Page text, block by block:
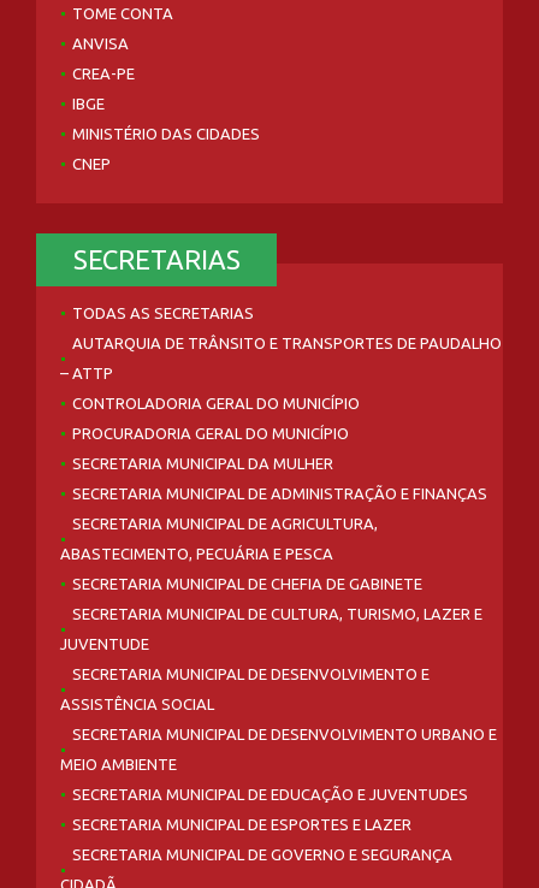
TOME CONTA
ANVISA
CREA-PE
IBGE
MINISTÉRIO DAS CIDADES
CNEP
SECRETARIAS
TODAS AS SECRETARIAS
AUTARQUIA DE TRÂNSITO E TRANSPORTES DE PAUDALHO
– ATTP
CONTROLADORIA GERAL DO MUNICÍPIO
PROCURADORIA GERAL DO MUNICÍPIO
SECRETARIA MUNICIPAL DA MULHER
SECRETARIA MUNICIPAL DE ADMINISTRAÇÃO E FINANÇAS
SECRETARIA MUNICIPAL DE AGRICULTURA,
ABASTECIMENTO, PECUÁRIA E PESCA
SECRETARIA MUNICIPAL DE CHEFIA DE GABINETE
SECRETARIA MUNICIPAL DE CULTURA, TURISMO, LAZER E
JUVENTUDE
SECRETARIA MUNICIPAL DE DESENVOLVIMENTO E
ASSISTÊNCIA SOCIAL
SECRETARIA MUNICIPAL DE DESENVOLVIMENTO URBANO E
MEIO AMBIENTE
SECRETARIA MUNICIPAL DE EDUCAÇÃO E JUVENTUDES
SECRETARIA MUNICIPAL DE ESPORTES E LAZER
SECRETARIA MUNICIPAL DE GOVERNO E SEGURANÇA
CIDADÃ